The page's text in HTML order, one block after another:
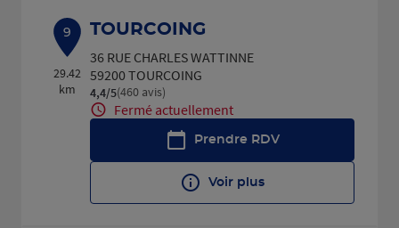
9
29.42
km
TOURCOING
36 RUE CHARLES WATTINNE
59200 TOURCOING
4,4/5Note de 4.4 sur 5
(460 avis)
Fermé actuellement
Prendre RDV
Voir plus